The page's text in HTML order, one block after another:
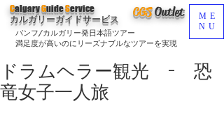
CGSOutlet
バンフ/カルガリー発日本語ツアー
満足度が高いのにリーズナブルなツアーを実現
CalgaryGuideService
カルガリーガイドサービス
ME
NU
ドラムヘラー観光 - 恐
竜女子一人旅